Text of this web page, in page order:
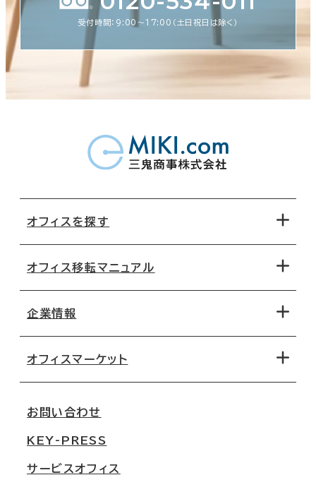
受付時間：9:00〜17:00（土日祝日は除く）
オフィスを探す
地図から探す
路線・駅から探す
オフィス移転マニュアル
移転コストシミュレーション
移転スケジュール
オフィス移転Q&A
企業情報
オフィスマーケット
大阪
名古屋
お問い合わせ
KEY-PRESS
サービスオフィス